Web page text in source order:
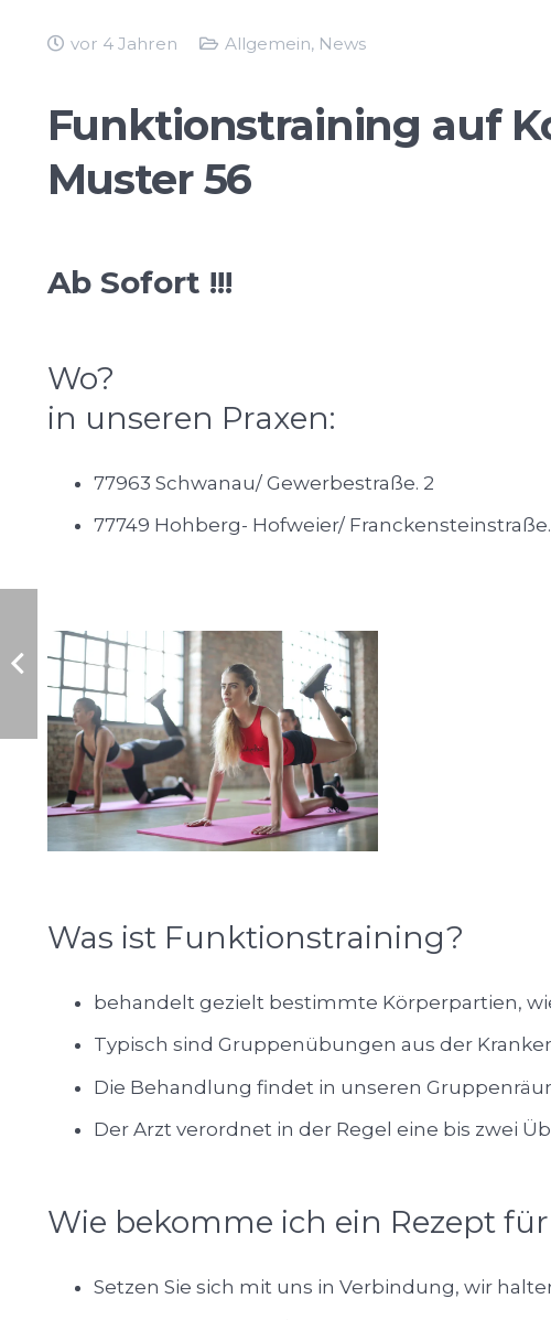
vor 4 Jahren Allgemein, News
Funktionstraining auf
Muster 56
Ab Sofort !!!
Wo?
in unseren Praxen:
77963 Schwanau/ Gewerbestraße. 2
77749 Hohberg- Hofweier/
Was ist Funktionstraining?
behandelt gezielt bestimmte Körperpartien,
Typisch sind Gruppenübungen aus der
Die Behandlung findet in unseren
Der Arzt verordnet in der Regel eine bis zwei
Wie bekomme ich ein Rezept
Setzen Sie sich mit uns in Verbindung, wir